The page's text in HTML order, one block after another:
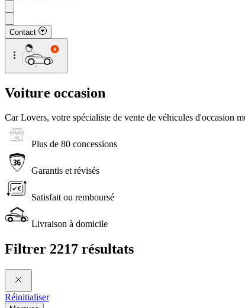
Contact
Voiture occasion
Car Lovers, votre spécialiste de vente de véhicules d'occasion
Plus de 80 concessions
Garantis et révisés
Satisfait ou remboursé
Livraison à domicile
Filtrer 2217 résultats
Réinitialiser